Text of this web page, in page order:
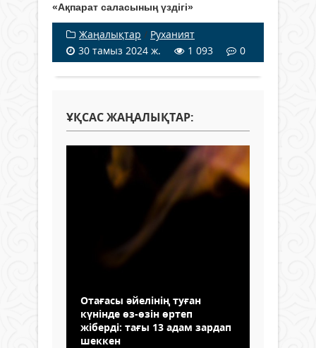
«Ақпарат саласының үздігі»
Жаңалықтар / Руханият
30 тамыз 2024 ж.
1 093 0
ҰҚСАС ЖАҢАЛЫҚТАР:
Отағасы әйелінің туған
күнінде өз-өзін өртеп
жіберді: тағы 13 адам зардап
шеккен